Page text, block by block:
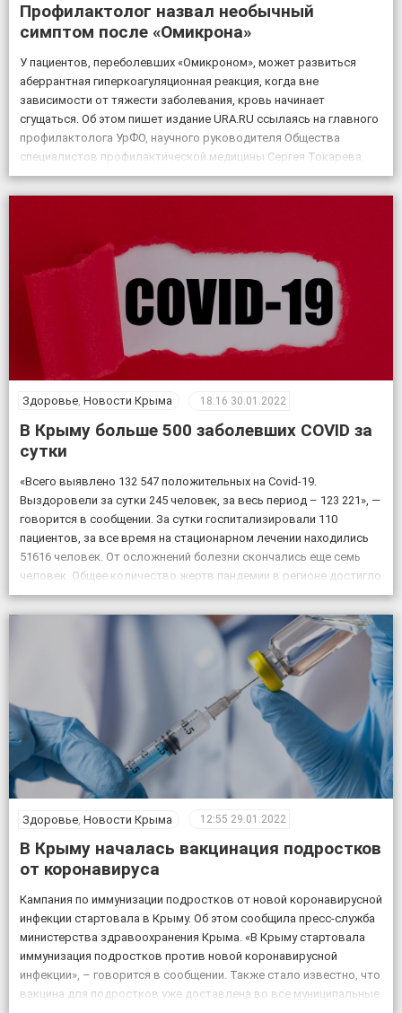
Профилактолог назвал необычный
симптом после «Омикрона»
У пациентов, переболевших «Омикроном», может развиться
аберрантная гиперкоагуляционная реакция, когда вне
зависимости от тяжести заболевания, кровь начинает
сгущаться. Об этом пишет издание URA.RU ссылаясь на главного
профилактолога УрФО, научного руководителя Общества
специалистов профилактической медицины Сергея Токарева.
«При „Омикрона“ у пациентов стал наблюдаться так
называемый аберрантный гиперкоагуляционный ответ, когда,
Здоровье, Новости Крыма 18:16 30.01.2022
В Крыму больше 500 заболевших COVID за
сутки
«Всего выявлено 132 547 положительных на Covid-19.
Выздоровели за сутки 245 человек, за весь период – 123 221», —
говорится в сообщении. За сутки госпитализировали 110
пациентов, за все время на стационарном лечении находились
51616 человек. От осложнений болезни скончались еще семь
человек. Общее количество жертв пандемии в регионе достигло
4709. В Крыму ежедневно фиксируется […]
Здоровье Новости Крыма 12:55 29.01.2022
В Крыму началась вакцинация подростков
от коронавируса
Кампания по иммунизации подростков от новой коронавирусной
инфекции стартовала в Крыму. Об этом сообщила пресс-служба
министерства здравоохранения Крыма. «В Крыму стартовала
иммунизация подростков против новой коронавирусной
инфекции», – говорится в сообщении. Также стало известно, что
вакцина для подростков уже доставлена во все муниципальные